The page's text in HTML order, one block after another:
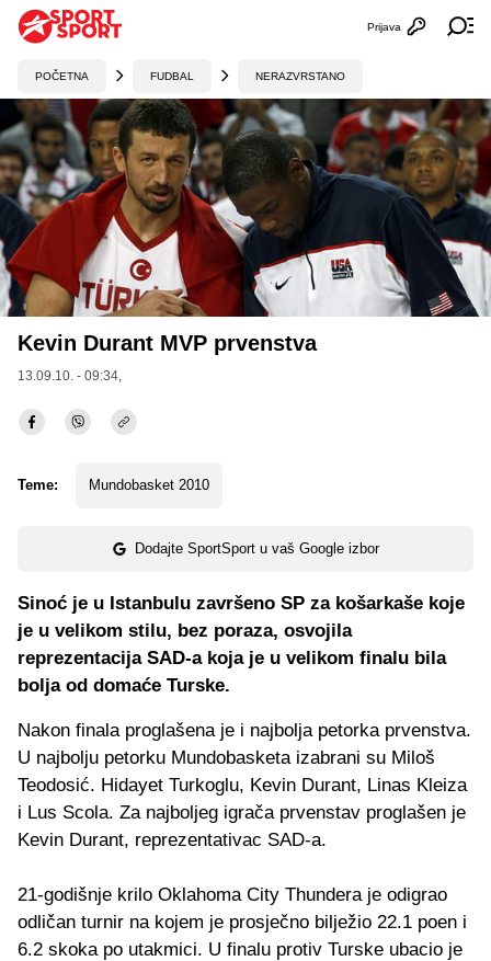
Otvori
Prijava
POČETNA FUDBAL NERAZVRSTANO
Kevin Durant MVP prvenstva
13.09.10. - 09:34,
Teme: Mundobasket 2010
Dodajte SportSport u vaš Google izbor
Sinoć je u Istanbulu završeno SP za košarkaše koje
je u velikom stilu, bez poraza, osvojila
reprezentacija SAD-a koja je u velikom finalu bila
bolja od domaće Turske.
Nakon finala proglašena je i najbolja petorka prvenstva.
U najbolju petorku Mundobasketa izabrani su Miloš
Teodosić. Hidayet Turkoglu, Kevin Durant, Linas Kleiza
i Lus Scola. Za najboljeg igrača prvenstav proglašen je
Kevin Durant, reprezentativac SAD-a.
21-godišnje krilo Oklahoma City Thundera je odigrao
odličan turnir na kojem je prosječno bilježio 22.1 poen i
6.2 skoka po utakmici. U finalu protiv Turske ubacio je